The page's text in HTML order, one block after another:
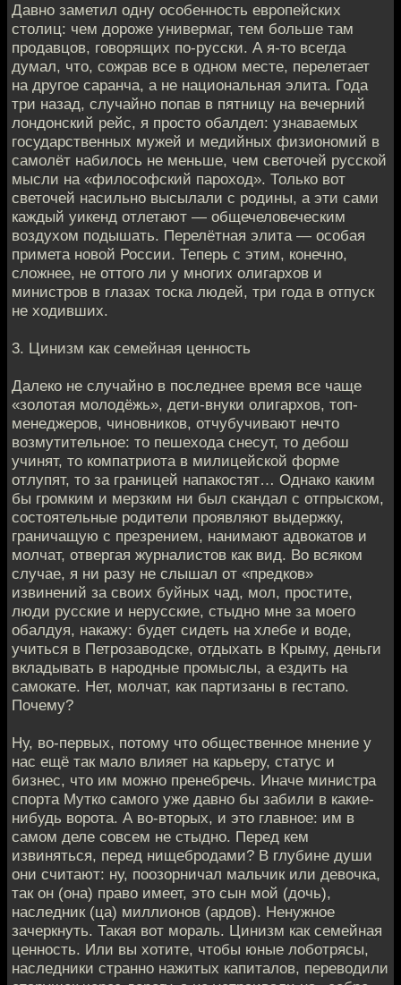
Давно заметил одну особенность европейских
столиц: чем дороже универмаг, тем больше там
продавцов, говорящих по-русски. А я-то всегда
думал, что, сожрав все в одном месте, перелетает
на другое саранча, а не национальная элита. Года
три назад, случайно попав в пятницу на вечерний
лондонский рейс, я просто обалдел: узнаваемых
государственных мужей и медийных физиономий в
самолёт набилось не меньше, чем светочей русской
мысли на «философский пароход». Только вот
светочей насильно высылали с родины, а эти сами
каждый уикенд отлетают — общечеловеческим
воздухом подышать. Перелётная элита — особая
примета новой России. Теперь с этим, конечно,
сложнее, не оттого ли у многих олигархов и
министров в глазах тоска людей, три года в отпуск
не ходивших.
3. Цинизм как семейная ценность
Далеко не случайно в последнее время все чаще
«золотая молодёжь», дети-внуки олигархов, топ-
менеджеров, чиновников, отчубучивают нечто
возмутительное: то пешехода снесут, то дебош
учинят, то компатриота в милицейской форме
отлупят, то за границей напакостят… Однако каким
бы громким и мерзким ни был скандал с отпрыском,
состоятельные родители проявляют выдержку,
граничащую с презрением, нанимают адвокатов и
молчат, отвергая журналистов как вид. Во всяком
случае, я ни разу не слышал от «предков»
извинений за своих буйных чад, мол, простите,
люди русские и нерусские, стыдно мне за моего
обалдуя, накажу: будет сидеть на хлебе и воде,
учиться в Петрозаводске, отдыхать в Крыму, деньги
вкладывать в народные промыслы, а ездить на
самокате. Нет, молчат, как партизаны в гестапо.
Почему?
Ну, во-первых, потому что общественное мнение у
нас ещё так мало влияет на карьеру, статус и
бизнес, что им можно пренебречь. Иначе министра
спорта Мутко самого уже давно бы забили в какие-
нибудь ворота. А во-вторых, и это главное: им в
самом деле совсем не стыдно. Перед кем
извиняться, перед нищебродами? В глубине души
они считают: ну, поозорничал мальчик или девочка,
так он (она) право имеет, это сын мой (дочь),
наследник (ца) миллионов (ардов). Ненужное
зачеркнуть. Такая вот мораль. Цинизм как семейная
ценность. Или вы хотите, чтобы юные лоботрясы,
наследники странно нажитых капиталов, переводили